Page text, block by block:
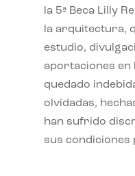
la 5ª Beca Lilly
la arquitectura,
estudio,
aportaciones en
quedado
olvidadas,
han sufrido
sus condiciones